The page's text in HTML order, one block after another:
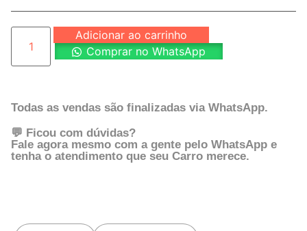
Adicionar ao carrinho
Comprar no WhatsApp
Todas as vendas são finalizadas via WhatsApp.
💬 Ficou com dúvidas?
Fale agora mesmo com a gente pelo WhatsApp e
tenha o atendimento que seu Carro merece.